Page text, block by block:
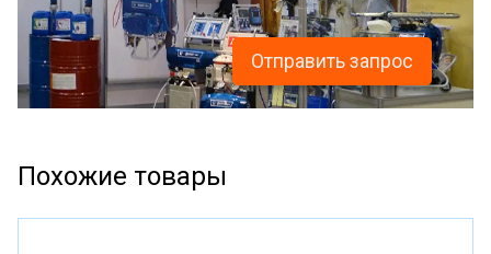
Отправить запрос
Похожие товары